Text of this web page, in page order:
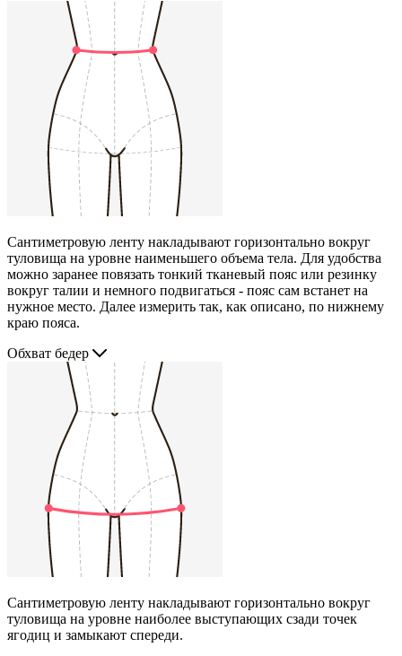
Сантиметровую ленту накладывают горизонтально вокруг
туловища на уровне наименьшего объема тела. Для удобства
можно заранее повязать тонкий тканевый пояс или резинку
вокруг талии и немного подвигаться - пояс сам встанет на
нужное место. Далее измерить так, как описано, по нижнему
краю пояса.
Обхват бедер
Сантиметровую ленту накладывают горизонтально вокруг
туловища на уровне наиболее выступающих сзади точек
ягодиц и замыкают спереди.